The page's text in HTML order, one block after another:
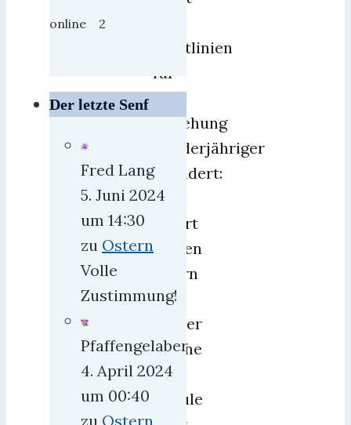
Richtlinien
für
die
Erziehung
Minderjähriger
geändert:
Ab
sofort
dürfen
Eltern
ihre
Kinder
alleine
zur
Schule
online 2
Der letzte Senf
Fred Lang
5. Juni 2024
um 14:30
zu Ostern
Volle
Zustimmung!
Pfaffengelaber
4. April 2024
um 00:40
zu Ostern